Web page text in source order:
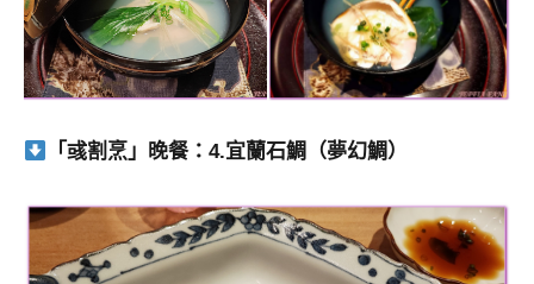
「彧割烹」晚餐：4.宜蘭石鯛（夢幻鯛）